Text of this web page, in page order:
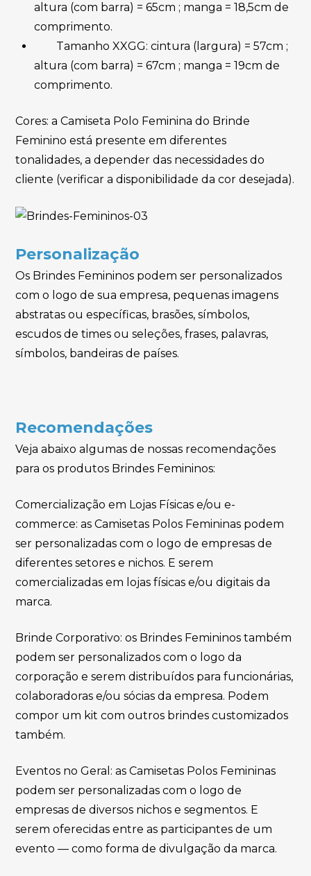
altura (com barra) = 65cm ; manga = 18,5cm de
comprimento.
Tamanho XXGG: cintura (largura) = 57cm ;
altura (com barra) = 67cm ; manga = 19cm de
comprimento.
Cores: a Camiseta Polo Feminina do Brinde
Feminino está presente em diferentes
tonalidades, a depender das necessidades do
cliente (verificar a disponibilidade da cor desejada).
Personalização
Os Brindes Femininos podem ser personalizados
com o logo de sua empresa, pequenas imagens
abstratas ou específicas, brasões, símbolos,
escudos de times ou seleções, frases, palavras,
símbolos, bandeiras de países.
Recomendações
Veja abaixo algumas de nossas recomendações
para os produtos Brindes Femininos:
Comercialização em Lojas Físicas e/ou e-
commerce: as Camisetas Polos Femininas podem
ser personalizadas com o logo de empresas de
diferentes setores e nichos. E serem
comercializadas em lojas físicas e/ou digitais da
marca.
Brinde Corporativo: os Brindes Femininos também
podem ser personalizados com o logo da
corporação e serem distribuídos para funcionárias,
colaboradoras e/ou sócias da empresa. Podem
compor um kit com outros brindes customizados
também.
Eventos no Geral: as Camisetas Polos Femininas
podem ser personalizadas com o logo de
empresas de diversos nichos e segmentos. E
serem oferecidas entre as participantes de um
evento — como forma de divulgação da marca.